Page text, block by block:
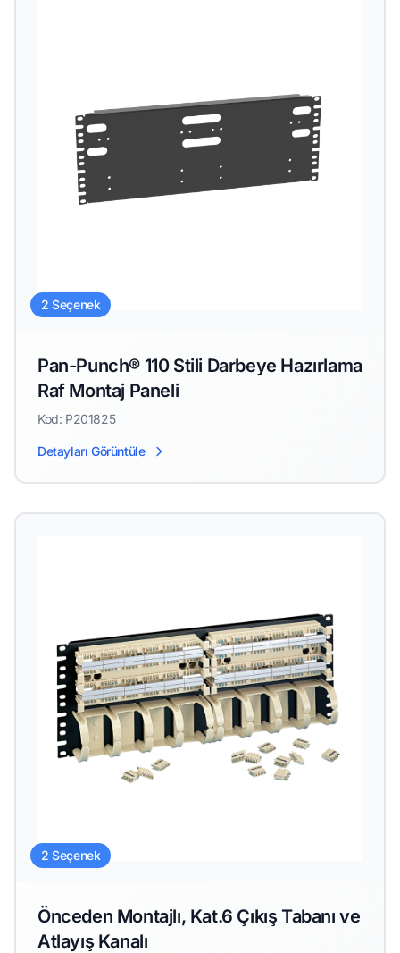
2 Seçenek
Pan-Punch® 110 Stili Darbeye Hazırlama
Raf Montaj Paneli
Kod: P201825
Detayları Görüntüle
2 Seçenek
Önceden Montajlı, Kat.6 Çıkış Tabanı ve
Atlayış Kanalı